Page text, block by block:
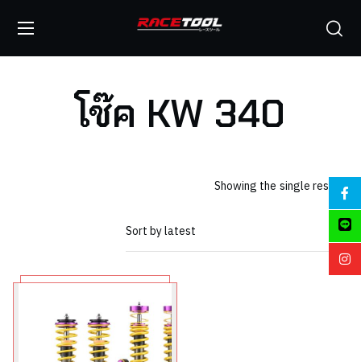
โช๊ค KW 340
Showing the single result